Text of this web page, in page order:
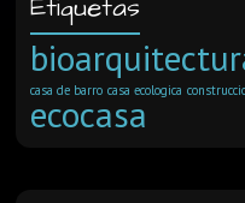
Etiquetas
casa de barro casa ecologica
ecocasa